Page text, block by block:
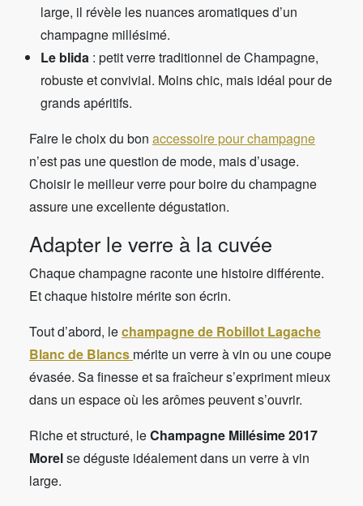
large, il révèle les nuances aromatiques d’un
champagne millésimé.
Le blida : petit verre traditionnel de Champagne,
robuste et convivial. Moins chic, mais idéal pour de
grands apéritifs.
Faire le choix du bon accessoire pour champagne
n’est pas une question de mode, mais d’usage.
Choisir le meilleur verre pour boire du champagne
assure une excellente dégustation.
Adapter le verre à la cuvée
Chaque champagne raconte une histoire différente.
Et chaque histoire mérite son écrin.
Tout d’abord, lechampagne de Robillot Lagache
Blanc de Blancs mérite un verre à vin ou une coupe
évasée. Sa finesse et sa fraîcheur s’expriment mieux
dans un espace où les arômes peuvent s’ouvrir.
Riche et structuré, leChampagne Millésime 2017
Morelse déguste idéalement dans un verre à vin
large.